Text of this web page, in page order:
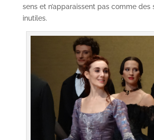
sens et n’apparaissent pas comme des
inutiles.